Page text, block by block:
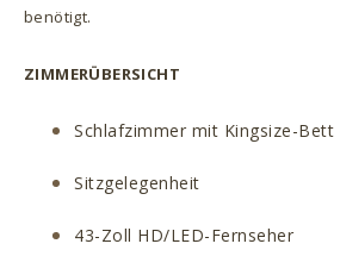
benötigt.
ZIMMERÜBERSICHT
Schlafzimmer mit Kingsize-Bett
Sitzgelegenheit
43-Zoll HD/LED-Fernseher